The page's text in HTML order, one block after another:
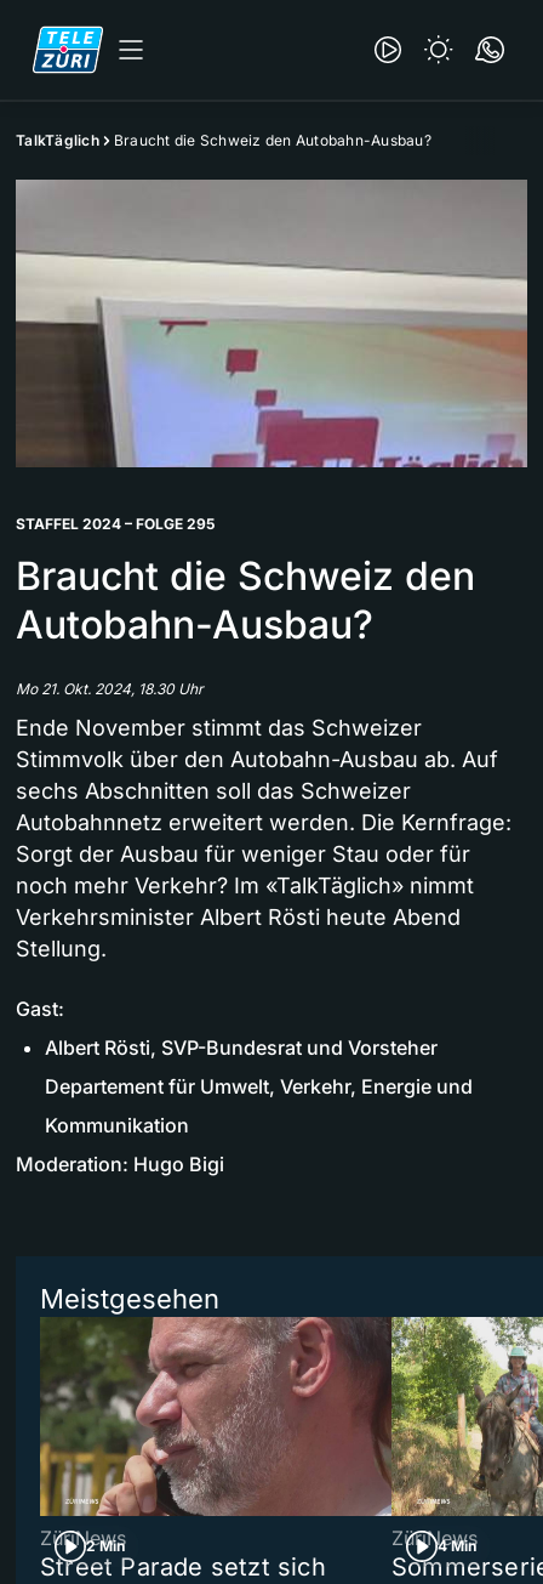
TalkTäglich Braucht die Schweiz den Autobahn-Ausbau?
STAFFEL 2024 – FOLGE 295
Braucht die Schweiz den
Autobahn-Ausbau?
Mo 21. Okt. 2024, 18.30 Uhr
Ende November stimmt das Schweizer
Stimmvolk über den Autobahn-Ausbau ab. Auf
sechs Abschnitten soll das Schweizer
Autobahnnetz erweitert werden. Die Kernfrage:
Sorgt der Ausbau für weniger Stau oder für
noch mehr Verkehr? Im «TalkTäglich» nimmt
Verkehrsminister Albert Rösti heute Abend
Stellung.
Gast:
Albert Rösti, SVP-Bundesrat und Vorsteher
Departement für Umwelt, Verkehr, Energie und
Kommunikation
Moderation: Hugo Bigi
Meistgesehen
2 Min
ZüriNews
Street Parade setzt sich
4 Min
ZüriNews